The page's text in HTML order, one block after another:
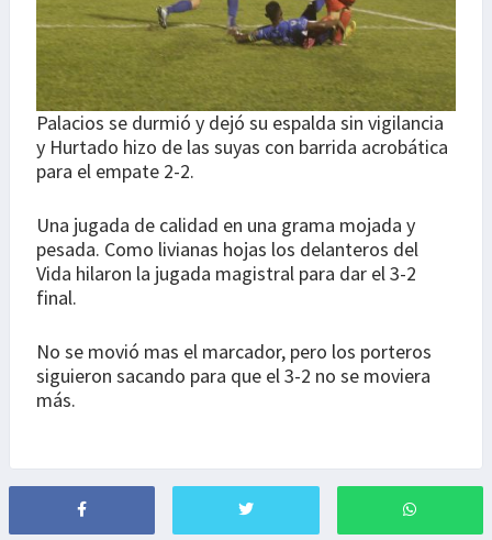
Palacios se durmió y dejó su espalda sin vigilancia
y Hurtado hizo de las suyas con barrida acrobática
para el empate 2-2.
Una jugada de calidad en una grama mojada y
pesada. Como livianas hojas los delanteros del
Vida hilaron la jugada magistral para dar el 3-2
final.
No se movió mas el marcador, pero los porteros
siguieron sacando para que el 3-2 no se moviera
más.